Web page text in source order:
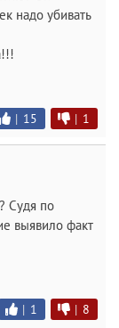
надо убивать
| 15 | 1
Судя по
выявило факт
| 1 | 8